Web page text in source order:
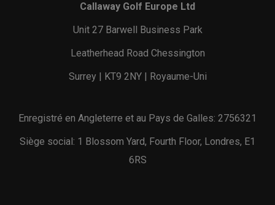
Callaway Golf Europe Ltd
Unit 27 Barwell Business Park
Leatherhead Road Chessington
Surrey | KT9 2NY | Royaume-Uni
Enregistré en Angleterre et au Pays de Galles: 2756321
Siège social: 1 Blossom Yard, Fourth Floor, Londres, E1
6RS